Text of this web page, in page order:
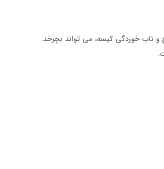
و تاب خوردگی کیسه، می تواند بچرخد.